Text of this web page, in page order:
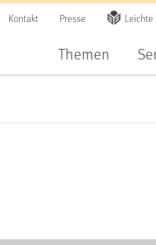
Kontakt Presse Leichte
Themen